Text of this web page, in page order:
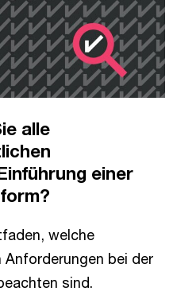
alle
einer
welche
bei der
sind.